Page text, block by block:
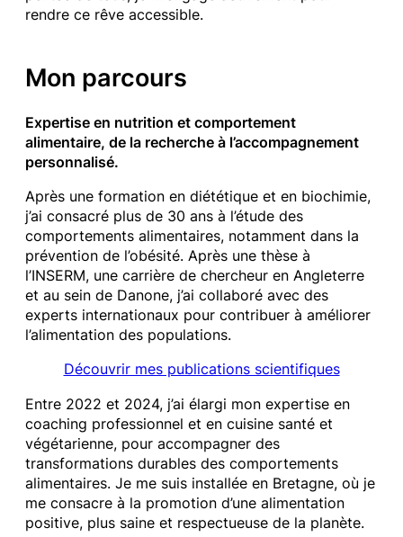
rendre ce rêve accessible.
Mon parcours
Expertise en nutrition et comportement
alimentaire, de la recherche à l’accompagnement
personnalisé.
Après une formation en diététique et en biochimie,
j’ai consacré plus de 30 ans à l’étude des
comportements alimentaires, notamment dans la
prévention de l’obésité. Après une thèse à
l’INSERM, une carrière de chercheur en Angleterre
et au sein de Danone, j’ai collaboré avec des
experts internationaux pour contribuer à améliorer
l’alimentation des populations.
Découvrir mes publications scientifiques
Entre 2022 et 2024, j’ai élargi mon expertise en
coaching professionnel et en cuisine santé et
végétarienne, pour accompagner des
transformations durables des comportements
alimentaires. Je me suis installée en Bretagne, où je
me consacre à la promotion d’une alimentation
positive, plus saine et respectueuse de la planète.